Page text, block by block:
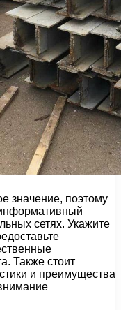
значение, поэтому
сетях. Укажите
Также стоит
и преимущества